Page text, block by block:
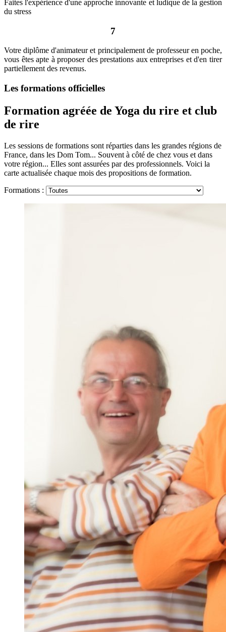
Faites l'expérience d'une approche innovante et ludique de la gestion
du stress
7
Votre diplôme d'animateur et principalement de professeur en poche,
vous êtes apte à proposer des prestations aux entreprises et d'en tirer
partiellement des revenus.
Les formations officielles
Formation agréée de Yoga du rire et club
de rire
Les sessions de formations sont réparties dans les grandes régions de
France, dans les Dom Tom... Souvent à côté de chez vous et dans
votre région... Elles sont assurées par des professionnels. Voici la
carte actualisée chaque mois des propositions de formation.
Formations :